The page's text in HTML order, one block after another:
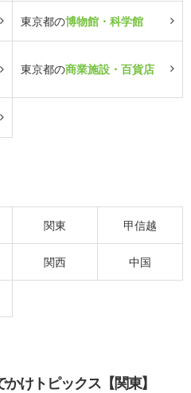
東京都の博物館・科学館
東京都の商業施設・百貨店
関東 甲信越
関西 中国
けトピックス【関東】